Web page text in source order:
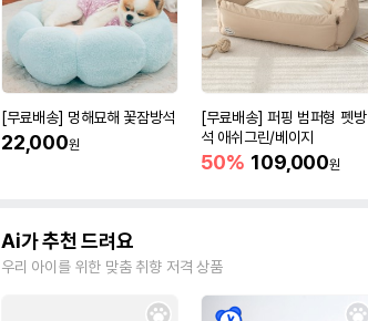
[무료배송] 멍해묘해 꽃잠방석
22,000원
[무료배송] 퍼핑 범퍼형 펫방
석 애쉬그린/베이지
50% 109,000원
Ai가 추천 드려요
우리 아이를 위한 맞춤 취향 저격 상품